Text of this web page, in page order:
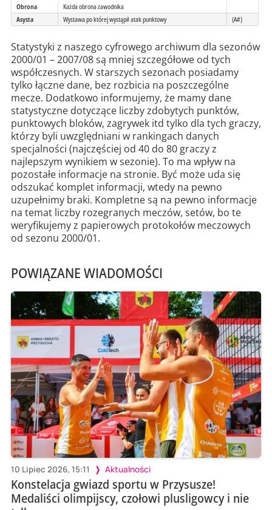
Obrona
Każda obrona zawodnika
Asysta
Wystawa po której wystąpił atak punktowy (A#)
Statystyki z naszego cyfrowego archiwum dla sezonów
2000/01 – 2007/08 są mniej szczegółowe od tych
współczesnych. W starszych sezonach posiadamy
tylko łączne dane, bez rozbicia na poszczególne
mecze. Dodatkowo informujemy, że mamy dane
statystyczne dotyczące liczby zdobytych punktów,
punktowych bloków, zagrywek itd tylko dla tych graczy,
którzy byli uwzględniani w rankingach danych
specjalności (najczęściej od 40 do 80 graczy z
najlepszym wynikiem w sezonie). To ma wpływ na
pozostałe informacje na stronie. Być może uda się
odszukać komplet informacji, wtedy na pewno
uzupełnimy braki. Kompletne są na pewno informacje
na temat liczby rozegranych meczów, setów, bo te
weryfikujemy z papierowych protokołów meczowych
od sezonu 2000/01.
POWIĄZANE WIADOMOŚCI
10 Lipiec 2026, 15:11 Aktualności
Konstelacja gwiazd sportu w Przysusze!
Medaliści olimpijscy, czołowi plusligowcy i nie